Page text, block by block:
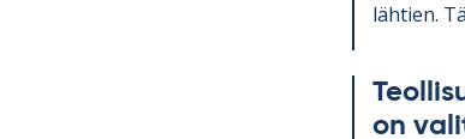
läh­tien.
on